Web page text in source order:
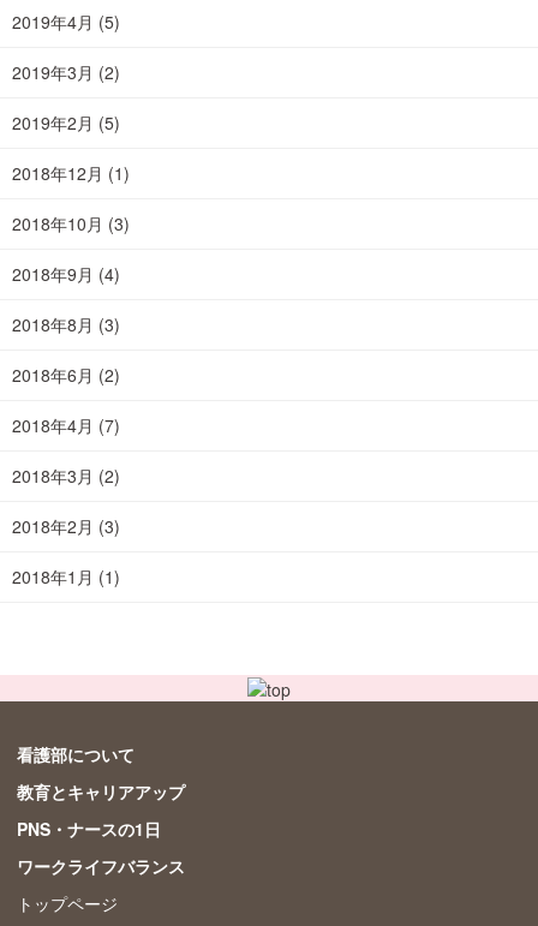
2019年4月 (5)
2019年3月 (2)
2019年2月 (5)
2018年12月 (1)
2018年10月 (3)
2018年9月 (4)
2018年8月 (3)
2018年6月 (2)
2018年4月 (7)
2018年3月 (2)
2018年2月 (3)
2018年1月 (1)
看護部について
教育とキャリアアップ
PNS・ナースの1日
ワークライフバランス
トップページ